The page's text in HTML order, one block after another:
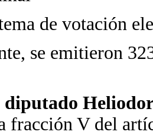
de votación
se emitieron
diputado
fracción V del